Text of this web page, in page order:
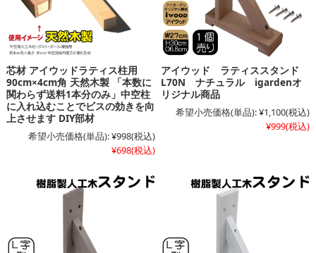
芯材 アイウッドラティス柱用
90cm×4cm角 天然木製 「本数に
関わらず送料1本分のみ」中空柱
に入れ込むことでビスの効きを向
上させます DIY部材
希望小売価格(単品):¥998(税込)
¥698(税込)
アイウッド ラティススタンド
L70N ナチュラル igardenオ
リジナル商品
希望小売価格(単品):¥1,100(税込)
¥999(税込)